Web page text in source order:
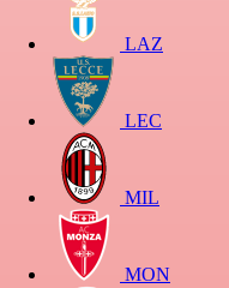
LAZ
LEC
MIL
MON